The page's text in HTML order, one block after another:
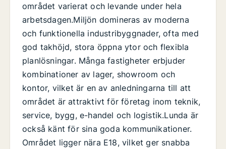
området varierat och levande under hela
arbetsdagen.Miljön domineras av moderna
och funktionella industribyggnader, ofta med
god takhöjd, stora öppna ytor och flexibla
planlösningar. Många fastigheter erbjuder
kombinationer av lager, showroom och
kontor, vilket är en av anledningarna till att
området är attraktivt för företag inom teknik,
service, bygg, e-handel och logistik.Lunda är
också känt för sina goda kommunikationer.
Området ligger nära E18, vilket ger snabba